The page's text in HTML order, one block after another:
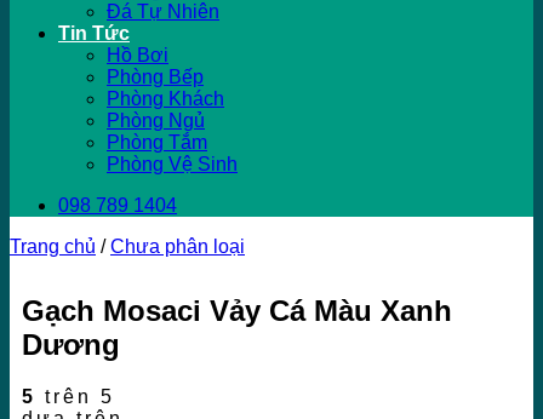
Đá Tự Nhiên
Tin Tức
Hồ Bơi
Phòng Bếp
Phòng Khách
Phòng Ngủ
Phòng Tắm
Phòng Vệ Sinh
098 789 1404
Trang chủ / Chưa phân loại
Gạch Mosaci Vảy Cá Màu Xanh
Dương
5 trên 5